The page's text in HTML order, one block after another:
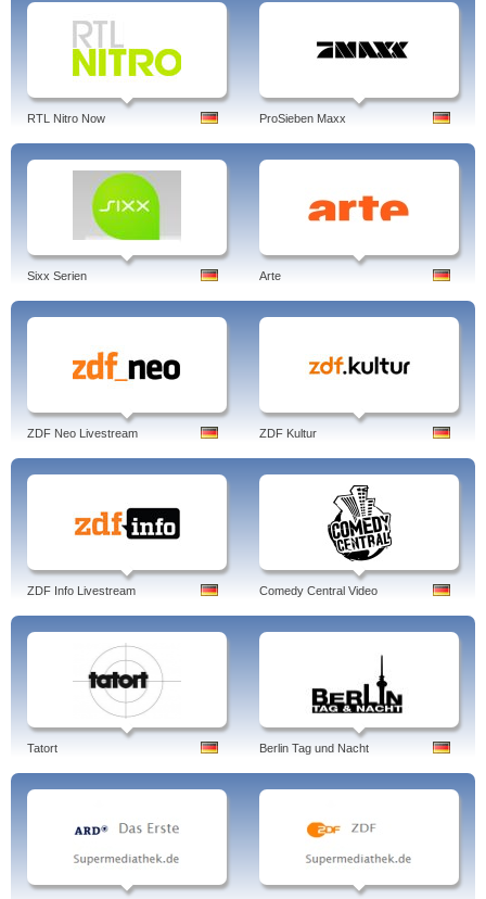
RTL Nitro Now ProSieben Maxx
Sixx Serien Arte
ZDF Neo Livestream ZDF Kultur
ZDF Info Livestream Comedy Central Video
Tatort Berlin Tag und Nacht